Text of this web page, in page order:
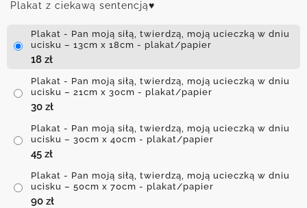
Plakat z ciekawą sentencją♥
Plakat - Pan moją siłą, twierdzą, moją ucieczką w dniu
ucisku – 13cm x 18cm - plakat/papier
18 zł
Plakat - Pan moją siłą, twierdzą, moją ucieczką w dniu
ucisku – 21cm x 30cm - plakat/papier
30 zł
Plakat - Pan moją siłą, twierdzą, moją ucieczką w dniu
ucisku – 30cm x 40cm - plakat/papier
45 zł
Plakat - Pan moją siłą, twierdzą, moją ucieczką w dniu
ucisku – 50cm x 70cm - plakat/papier
90 zł